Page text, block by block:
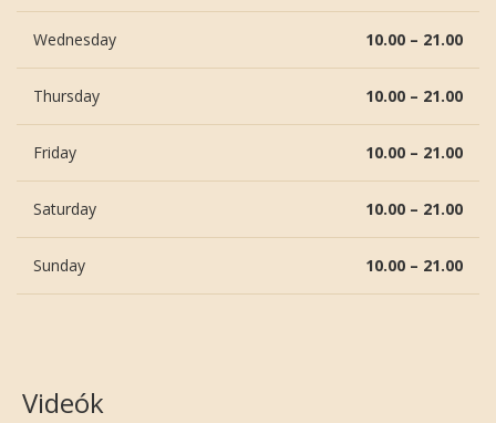
Wednesday 10.00 – 21.00
Thursday 10.00 – 21.00
Friday 10.00 – 21.00
Saturday 10.00 – 21.00
Sunday 10.00 – 21.00
Videók